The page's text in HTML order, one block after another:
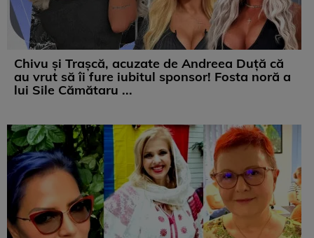
Chivu și Trașcă, acuzate de Andreea Duță că
au vrut să îi fure iubitul sponsor! Fosta noră a
lui Sile Cămătaru ...